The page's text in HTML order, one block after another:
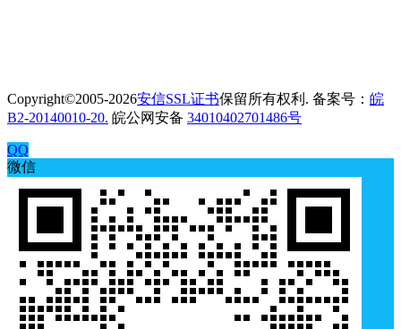
Copyright©2005-2026安信SSL证书保留所有权利. 备案号： 皖
B2-20140010-20. 皖公网安备 34010402701486号
QQ
微信